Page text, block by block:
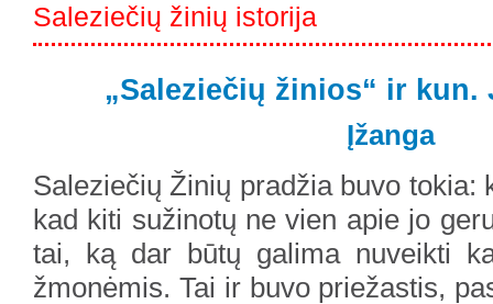
Saleziečių žinių istorija
„Saleziečių žinios“ ir kun.
Įžanga
Saleziečių Žinių pradžia buvo tokia:
kad kiti sužinotų ne vien apie jo
tai, ką dar būtų galima nuveikti
žmonėmis. Tai ir buvo priežastis,